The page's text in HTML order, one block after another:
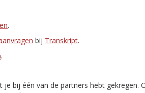
.
bij Transkript.
.
bij één van de partners hebt gekregen.